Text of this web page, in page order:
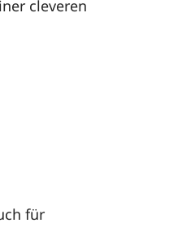
cleveren
für